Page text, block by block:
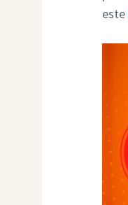
este